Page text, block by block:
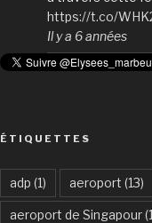
https://t.co/
Il y a 6 années
ÉTIQUETTES
adp (1) aeroport (13)
aeroport de Singapour